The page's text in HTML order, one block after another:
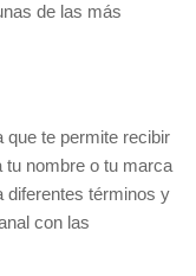
de las más
que te permite recibir
tu nombre o tu marca
diferentes términos y
con las